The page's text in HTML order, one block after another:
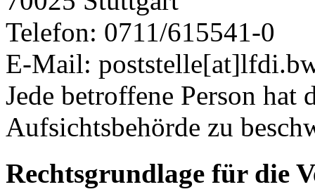
Telefon: 0711/615541-0
E-Mail:
Jede betroffene Person hat
Aufsichtsbehörde zu
Rechtsgrundlage für die